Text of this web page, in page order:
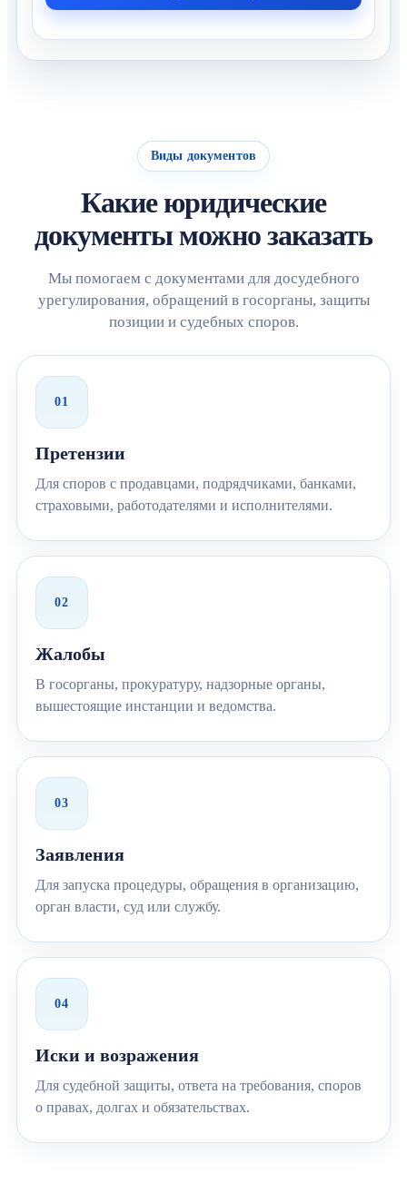
Виды документов
Какие юридические
документы можно заказать
Мы помогаем с документами для досудебного
урегулирования, обращений в госорганы, защиты
позиции и судебных споров.
01
Претензии
Для споров с продавцами, подрядчиками, банками,
страховыми, работодателями и исполнителями.
02
Жалобы
В госорганы, прокуратуру, надзорные органы,
вышестоящие инстанции и ведомства.
03
Заявления
Для запуска процедуры, обращения в организацию,
орган власти, суд или службу.
04
Иски и возражения
Для судебной защиты, ответа на требования, споров
о правах, долгах и обязательствах.